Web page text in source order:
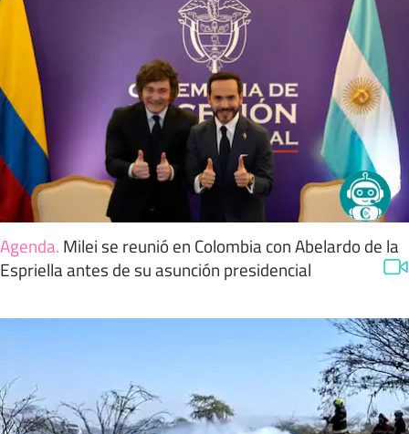
Agenda. Milei se reunió en Colombia con Abelardo de la
Espriella antes de su asunción presidencial